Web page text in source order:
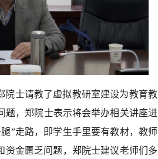
院士请教了虚拟教研室建设为教育教
题，郑院士表示将会举办相关讲座进
”走路，即学生手里要有教材，教师
资金匮乏问题，郑院士建议老师们多